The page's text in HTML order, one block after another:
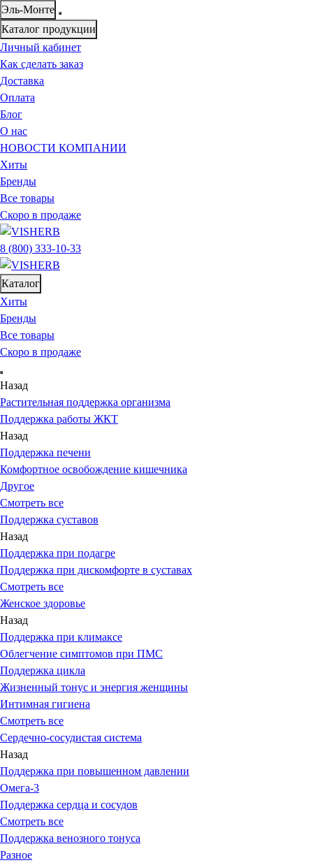
Эль-Монте
Каталог продукции
Личный кабинет
Как сделать заказ
Доставка
Оплата
Блог
О нас
НОВОСТИ КОМПАНИИ
Хиты
Бренды
Все товары
Скоро в продаже
8 (800) 333-10-33
Каталог
Хиты
Бренды
Все товары
Скоро в продаже
Назад
Растительная поддержка организма
Поддержка работы ЖКТ
Назад
Поддержка печени
Комфортное освобождение кишечника
Другое
Смотреть все
Поддержка суставов
Назад
Поддержка при подагре
Поддержка при дискомфорте в суставах
Смотреть все
Женское здоровье
Назад
Поддержка при климаксе
Облегчение симптомов при ПМС
Поддержка цикла
Жизненный тонус и энергия женщины
Интимная гигиена
Смотреть все
Сердечно-сосудистая система
Назад
Поддержка при повышенном давлении
Омега-3
Поддержка сердца и сосудов
Смотреть все
Поддержка венозного тонуса
Разное